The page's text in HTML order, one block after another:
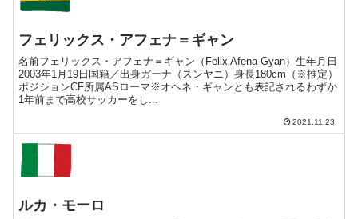
フェリックス・アフェナ＝ギャン
名前フェリックス・アフェナ＝ギャン（Felix Afena-Gyan）生年月日
2003年1月19日国籍／出身ガーナ（スンヤニ）身長180cm（※推定）
ポジションCF所属ASローマ※オヘネ・ギャンとも表記されるわずか
1年前まで高校サッカーをし...
2021.11.23
ルカ・モーロ